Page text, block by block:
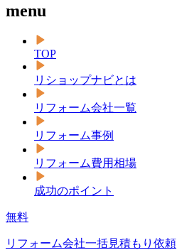
menu
TOP
リショップナビとは
リフォーム会社一覧
リフォーム事例
リフォーム費用相場
成功のポイント
無料
リフォーム会社一括見積もり依頼